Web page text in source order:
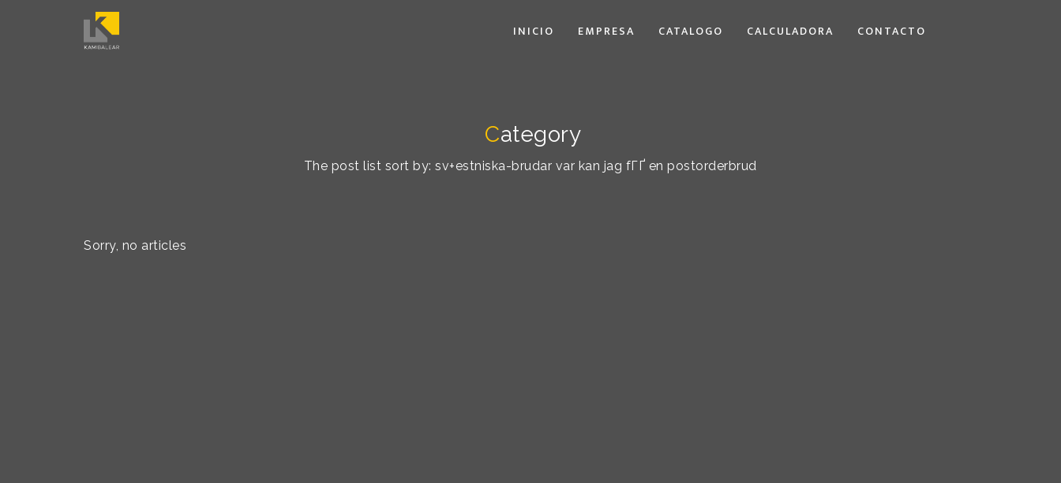
INICIO EMPRESA CATALOGO CALCULADORA CONTACTO
Category
The post list sort by: sv+estniska-brudar var kan jag fГҐ en postorderbrud
Sorry, no articles